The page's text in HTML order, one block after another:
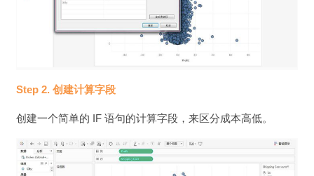
Step 2. 创建计算字段
创建一个简单的 IF 语句的计算字段，来区分成本高低。